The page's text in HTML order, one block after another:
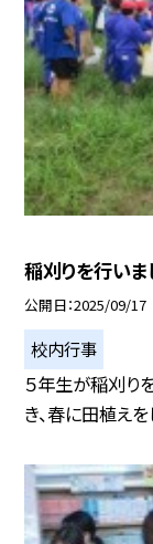
稲刈りを行いま
公開日 2025/09/17
校内行事
５年生が稲刈り
き、春に田植え